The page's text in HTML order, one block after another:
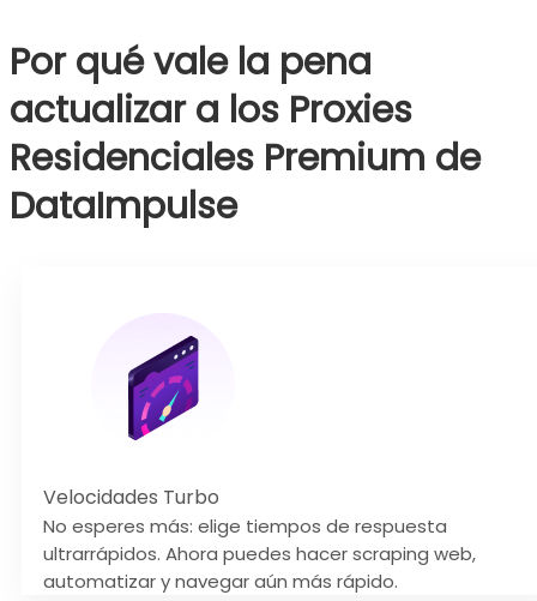
Por qué vale la pena
actualizar a los Proxies
Residenciales Premium de
DataImpulse
Velocidades Turbo
No esperes más: elige tiempos de respuesta
ultrarrápidos. Ahora puedes hacer scraping web,
automatizar y navegar aún más rápido.